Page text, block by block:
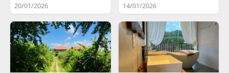
20/01/2026 14/01/2026